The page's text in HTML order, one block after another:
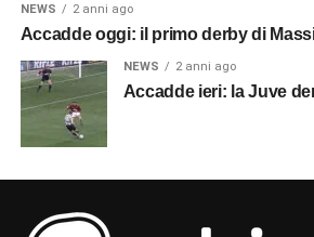
NEWS 2 anni ago
Accadde oggi: il primo derby di
NEWS 2 anni ago
Accadde ieri: la Juve